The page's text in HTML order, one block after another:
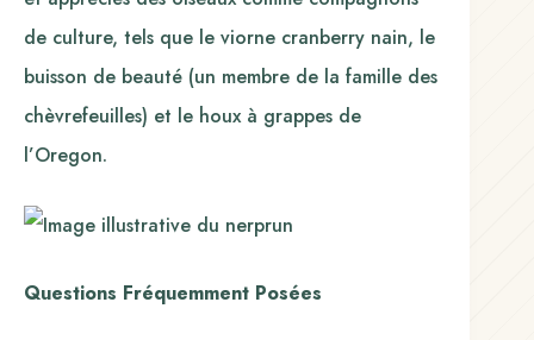
de culture, tels que le viorne cranberry nain, le
buisson de beauté (un membre de la famille des
chèvrefeuilles) et le houx à grappes de
l’Oregon.
Questions Fréquemment Posées